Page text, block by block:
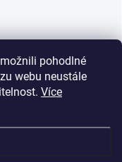
pohodlné
webu neustále
Více
středa, pátek: